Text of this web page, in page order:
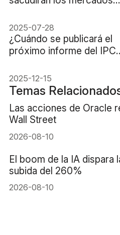
2025-07-28
¿Cuándo se publicará el
próximo informe del IPC
2025-12-15
Temas
Las acciones de Oracle
Wall Street
2026-08-10
El boom de la IA dispara
subida del 260%
2026-08-10